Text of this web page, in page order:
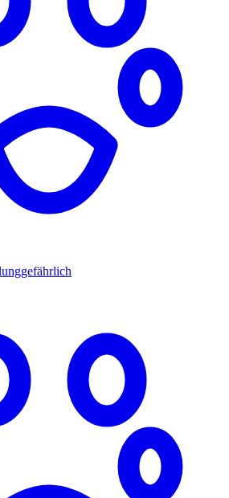
gefährlich